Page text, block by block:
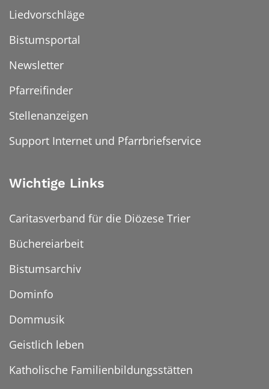
Liedvorschläge
Bistumsportal
Newsletter
Pfarreifinder
Stellenanzeigen
Support Internet und Pfarrbriefservice
Wichtige Links
Caritasverband für die Diözese Trier
Büchereiarbeit
Bistumsarchiv
Dominfo
Dommusik
Geistlich leben
Katholische Familienbildungsstätten